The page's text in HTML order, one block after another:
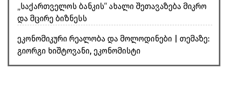
„საქართველოს ბანკის“ ახალი შეთავაზება მიკრო
და მცირე ბიზნესს
ეკონომიკური რეალობა და მოლოდინები | თემაზე:
გიორგი ხიშტოვანი, ეკონომისტი